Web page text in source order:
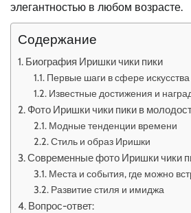
элегантностью в любом возрасте.
Содержание
Биография Иришки чики пики
Первые шаги в сфере искусства
Известные достижения и
Фото Иришки чики пики в
Модные тенденции времени
Стиль и образ Иришки
Современные фото Иришки чики
Места и события, где можно
Развитие стиля и имиджа
Вопрос-ответ: